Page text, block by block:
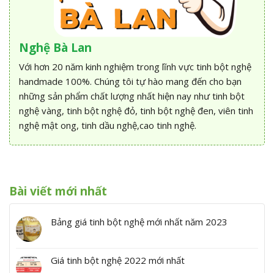
Nghệ Bà Lan
Với hơn 20 năm kinh nghiệm trong lĩnh vực tinh bột nghệ
handmade 100%. Chúng tôi tự hào mang đến cho bạn
những sản phẩm chất lượng nhất hiện nay như tinh bột
nghệ vàng, tinh bột nghệ đỏ, tinh bột nghệ đen, viên tinh
nghệ mật ong, tinh dầu nghệ,cao tinh nghệ.
Bài viết mới nhất
Bảng giá tinh bột nghệ mới nhất năm 2023
Giá tinh bột nghệ 2022 mới nhất